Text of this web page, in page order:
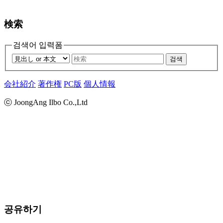
検索
검색어 입력폼
검색
会社紹介 著作権 PC版 個人情報
ⓒ JoongAng Ilbo Co.,Ltd
공유하기